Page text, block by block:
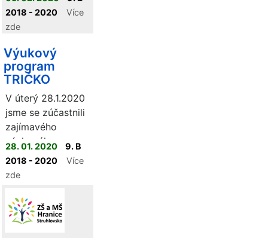
2018 - 2020
Více
zde
Výukový
program
TRIČKO
V úterý 28.1.2020
jsme se zúčastnili
zajímavého
výukového
programu na
Sluňákově s
28. 01. 2020
9. B
2018 - 2020
Více
zde